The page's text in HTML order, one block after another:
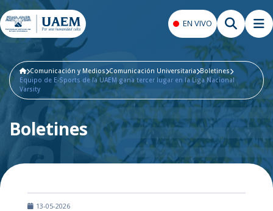
EN VIVO
Comunicación y Medios Comunicación Universitaria Boletines
Equipo de E-Sports de la UAEM gana tercer lugar en la Liga Nacional
Varsity
Boletines
13-05-2026